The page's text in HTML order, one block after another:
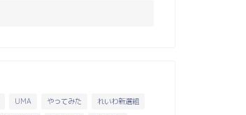
UMA やってみた
れいわ新選組